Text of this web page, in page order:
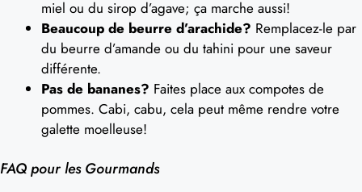
miel ou du sirop d’agave; ça marche aussi!
Beaucoup de beurre d’arachide? Remplacez-le par
du beurre d’amande ou du tahini pour une saveur
différente.
Pas de bananes? Faites place aux compotes de
pommes. Cabi, cabu, cela peut même rendre votre
galette moelleuse!
FAQ pour les Gourmands